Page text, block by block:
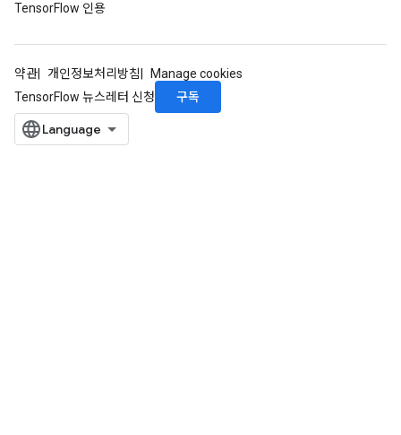
TensorFlow 인용
약관 개인정보처리방침
Manage cookies
TensorFlow 뉴스레터 신청
구독